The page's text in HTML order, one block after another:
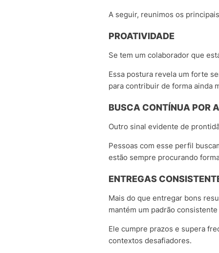
A seguir, reunimos os
PROATIVIDADE
Se tem um colaborador que
Essa postura revela um forte
para contribuir de forma ainda
BUSCA CONTÍNUA POR
Outro sinal evidente de
Pessoas com esse perfil
estão sempre procurando
ENTREGAS
Mais do que entregar bons
mantém um padrão
Ele cumpre prazos e supera
contextos desafiadores.